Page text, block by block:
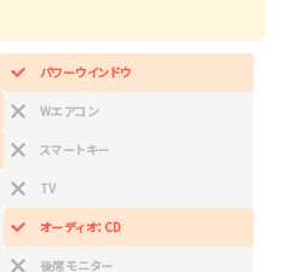
パワーウインドウ
Wエアコン
スマートキー
TV
オーディオ：CD
後席モニター